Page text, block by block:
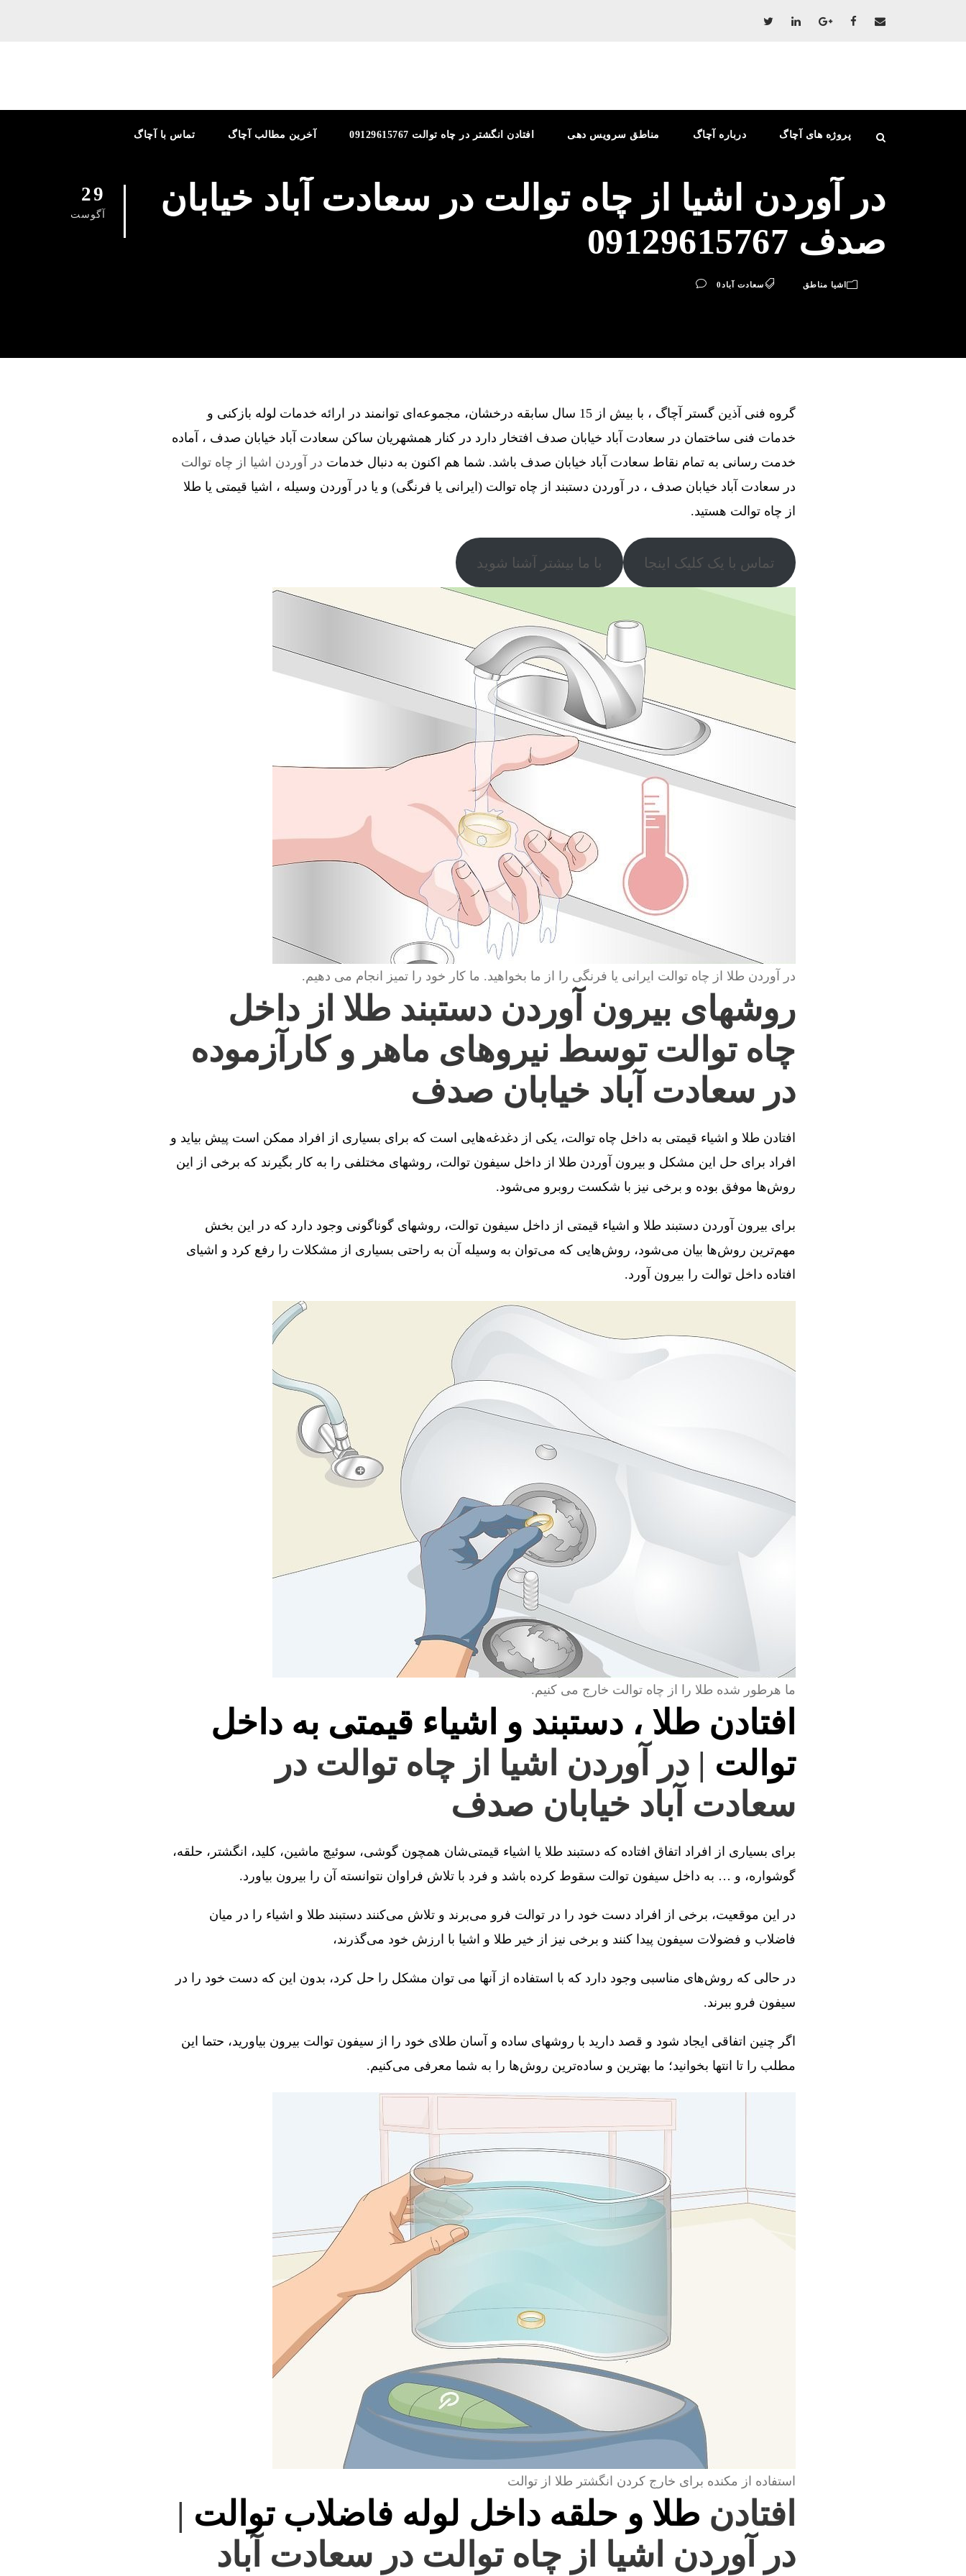
تماس با آچاگ آخرین مطالب آچاگ افتادن انگشتر در چاه توالت 09129615767 مناطق سرویس دهی درباره آچاگ پروژه های آچاگ
29
آگوست
در آوردن اشیا از چاه توالت در سعادت آباد خیابان
صدف 09129615767
اشیا مناطق سعادت آباد0
گروه فنی آذین گستر آچاگ ، با بیش از 15 سال سابقه درخشان، مجموعه‌ای توانمند در ارائه خدمات لوله بازکنی و
خدمات فنی ساختمان در سعادت آباد خیابان صدف افتخار دارد در کنار همشهریان ساکن سعادت آباد خیابان صدف ، آماده
خدمت رسانی به تمام نقاط سعادت آباد خیابان صدف باشد. شما هم اکنون به دنبال خدمات در آوردن اشیا از چاه توالت
در سعادت آباد خیابان صدف ، در آوردن دستبند از چاه توالت (ایرانی یا فرنگی) و یا در آوردن وسیله ، اشیا قیمتی یا طلا
از چاه توالت هستید.
تماس با یک کلیک اینجا با ما بیشتر آشنا شوید
در آوردن طلا از چاه توالت ایرانی یا فرنگی را از ما بخواهید. ما کار خود را تمیز انجام می دهیم.
روشهای بیرون آوردن دستبند طلا از داخل
چاه توالت توسط نیروهای ماهر و کارآزموده
در سعادت آباد خیابان صدف
افتادن طلا و اشیاء قیمتی به داخل چاه توالت، یکی از دغدغه‌هایی است که برای بسیاری از افراد ممکن است پیش بیاید و
افراد برای حل این مشکل و بیرون آوردن طلا از داخل سیفون توالت، روشهای مختلفی را به کار بگیرند که برخی از این
روش‌ها موفق بوده و برخی نیز با شکست روبرو می‌شود.
برای بیرون آوردن دستبند طلا و اشیاء قیمتی از داخل سیفون توالت، روشهای گوناگونی وجود دارد که در این بخش
مهم‌ترین روش‌ها بیان می‌شود، روش‌هایی که می‌توان به وسیله آن به راحتی بسیاری از مشکلات را رفع کرد و اشیای
افتاده داخل توالت را بیرون آورد.
ما هرطور شده طلا را از چاه توالت خارج می کنیم.
افتادن طلا ، دستبند و اشیاء قیمتی به داخل
توالت | در آوردن اشیا از چاه توالت در
سعادت آباد خیابان صدف
برای بسیاری از افراد اتفاق افتاده که دستبند طلا یا اشیاء قیمتی‌شان همچون گوشی، سوئیچ ماشین، کلید، انگشتر، حلقه،
گوشواره، و … به داخل سیفون توالت سقوط کرده باشد و فرد با تلاش فراوان نتوانسته آن را بیرون بیاورد.
در این موقعیت، برخی از افراد دست خود را در توالت فرو می‌برند و تلاش می‌کنند دستبند طلا و اشیاء را در میان
فاضلاب و فضولات سیفون پیدا کنند و برخی نیز از خیر طلا و اشیا با ارزش خود می‌گذرند،
در حالی که روش‌های مناسبی وجود دارد که با استفاده از آنها می توان مشکل را حل کرد، بدون این که دست خود را در
سیفون فرو ببرند.
اگر چنین اتفاقی ایجاد شود و قصد دارید با روشهای ساده و آسان طلای خود را از سیفون توالت بیرون بیاورید، حتما این
مطلب را تا انتها بخوانید؛ ما بهترین و ساده‌ترین روش‌ها را به شما معرفی می‌کنیم.
استفاده از مکنده برای خارج کردن انگشتر طلا از توالت
افتادن طلا و حلقه داخل لوله فاضلاب توالت |
در آوردن اشیا از چاه توالت در سعادت آباد